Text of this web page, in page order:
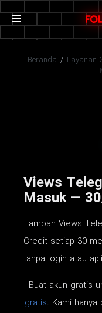
Beranda / Layanan
Views
Masuk —
Tambah Views
Credit setiap 30
tanpa login atau
Buat akun gratis
gratis. Kami hanya